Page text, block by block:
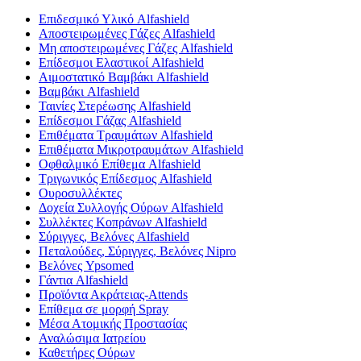
Επιδεσμικό Υλικό Alfashield
Αποστειρωμένες Γάζες Alfashield
Μη αποστειρωμένες Γάζες Alfashield
Επίδεσμοι Ελαστικοί Alfashield
Αιμοστατικό Βαμβάκι Alfashield
Βαμβάκι Alfashield
Ταινίες Στερέωσης Alfashield
Επίδεσμοι Γάζας Alfashield
Επιθέματα Τραυμάτων Alfashield
Επιθέματα Μικροτραυμάτων Alfashield
Οφθαλμικό Eπίθεμα Alfashield
Τριγωνικός Επίδεσμος Alfashield
Ουροσυλλέκτες
Δοχεία Συλλογής Ούρων Alfashield
Συλλέκτες Κοπράνων Alfashield
Σύριγγες, Βελόνες Alfashield
Πεταλούδες, Σύριγγες, Βελόνες Nipro
Βελόνες Ypsomed
Γάντια Alfashield
Προϊόντα Ακράτειας-Attends
Επίθεμα σε μορφή Spray
Μέσα Ατομικής Προστασίας
Αναλώσιμα Ιατρείου
Καθετήρες Ούρων